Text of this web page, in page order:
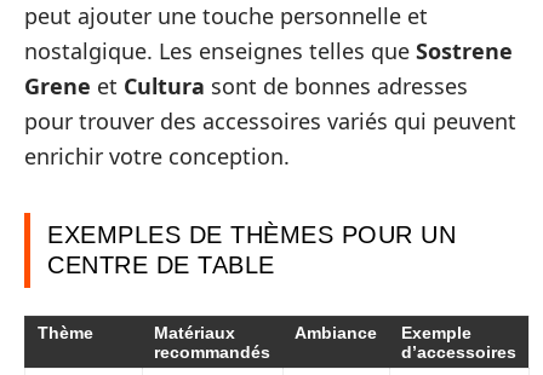
peut ajouter une touche personnelle et
nostalgique. Les enseignes telles que Sostrene
Grene et Cultura sont de bonnes adresses
pour trouver des accessoires variés qui peuvent
enrichir votre conception.
EXEMPLES DE THÈMES POUR UN
CENTRE DE TABLE
Thème
Matériaux
recommandés
Ambiance
Exemple
d’accessoires